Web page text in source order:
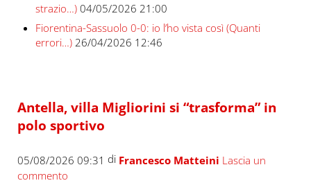
strazio…) 04/05/2026 21:00
Fiorentina-Sassuolo 0-0: io l’ho vista così (Quanti
errori…) 26/04/2026 12:46
Antella, villa Migliorini si “trasforma” in
polo sportivo
05/08/2026 09:31 di Francesco Matteini Lascia un
commento